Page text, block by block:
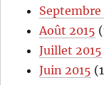
Septembre
Août 2015
Juillet 2015
Juin 2015